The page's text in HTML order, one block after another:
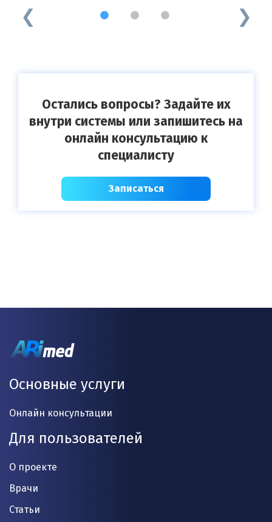
1 2 3
Остались вопросы? Задайте их
внутри системы или запишитесь на
онлайн консультацию к
специалисту
Записаться
Основные услуги
Онлайн консультации
Для пользователей
О проекте
Врачи
Статьи